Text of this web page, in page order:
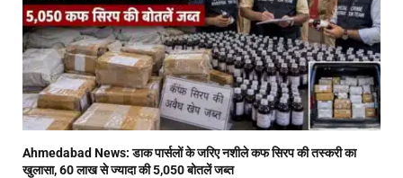
Ahmedabad News: डाक पार्सलों के जरिए नशीले कफ सिरप की तस्करी का
खुलासा, 60 लाख से ज्यादा की 5,050 बोतलें जब्त